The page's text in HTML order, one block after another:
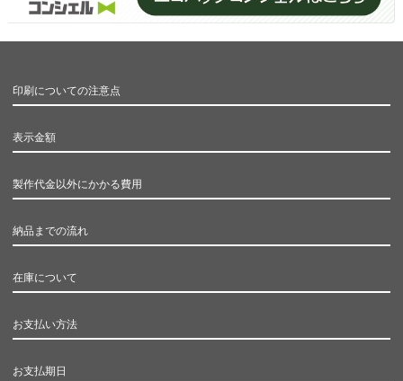
印刷についての注意点
表示金額
製作代金以外にかかる費用
納品までの流れ
在庫について
お支払い方法
お支払期日